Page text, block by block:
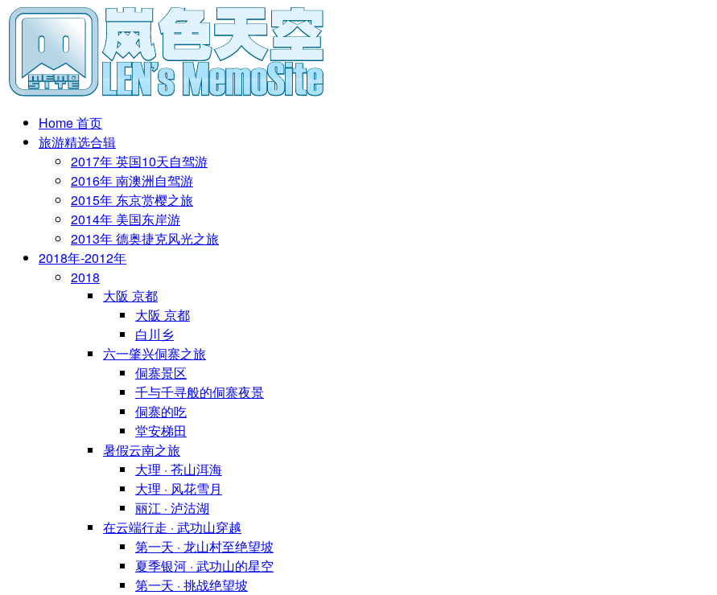
Home 首页
旅游精选合辑
2017年 英国10天自驾游
2016年 南澳洲自驾游
2015年 东京赏樱之旅
2014年 美国东岸游
2013年 德奥捷克风光之旅
2018年-2012年
2018
大阪 京都
大阪 京都
白川乡
六一肇兴侗寨之旅
侗寨景区
千与千寻般的侗寨夜景
侗寨的吃
堂安梯田
暑假云南之旅
大理 · 苍山洱海
大理 · 风花雪月
丽江 · 泸沽湖
在云端行走 · 武功山穿越
第一天 · 龙山村至绝望坡
夏季银河 · 武功山的星空
第一天 · 挑战绝望坡